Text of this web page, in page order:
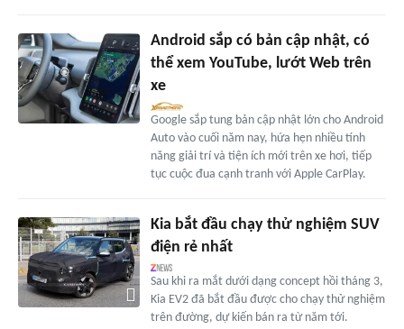
Android sắp có bản cập nhật, có
thể xem YouTube, lướt Web trên
xe
Google sắp tung bản cập nhật lớn cho Android
Auto vào cuối năm nay, hứa hẹn nhiều tính
năng giải trí và tiện ích mới trên xe hơi, tiếp
tục cuộc đua cạnh tranh với Apple CarPlay.
Kia bắt đầu chạy thử nghiệm SUV
điện rẻ nhất
Sau khi ra mắt dưới dạng concept hồi tháng 3,
Kia EV2 đã bắt đầu được cho chạy thử nghiệm
trên đường, dự kiến bán ra từ năm tới.